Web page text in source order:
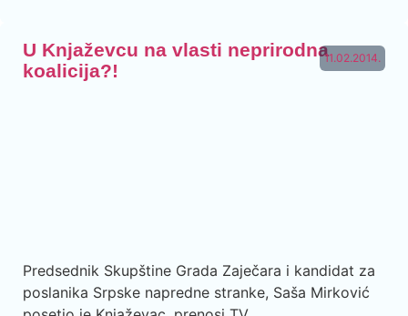
11.02.2014.
U Knjaževcu na vlasti neprirodna
koalicija?!
Predsednik Skupštine Grada Zaječara i kandidat za
poslanika Srpske napredne stranke, Saša Mirković